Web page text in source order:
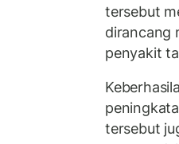
tersebut
dirancang
penyakit
tersebut